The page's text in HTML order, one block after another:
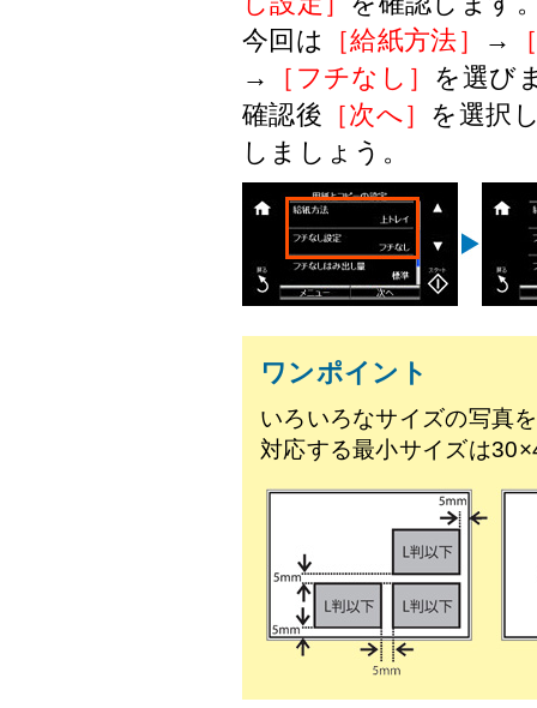
今回は
［給紙方法］ →
→
［フチなし］ を選び
確認後 ［次へ］ を選択
しましょう。
ワンポイント
いろいろなサイズの写真
対応する最小サイズは